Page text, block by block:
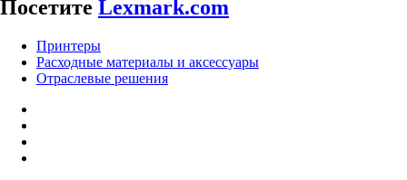
Посетите Lexmark.com
Принтеры
Расходные материалы и аксессуары
Отраслевые решения